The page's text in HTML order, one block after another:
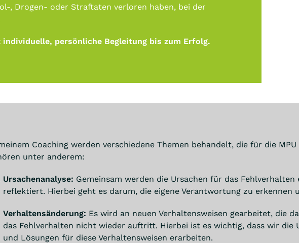
, Drogen- oder Straftaten verloren haben, bei der
individuelle, persönliche Begleitung bis zum Erfolg.
Coaching werden verschiedene Themen behandelt, die für die
unter anderem:
Ursachenanalyse: Gemeinsam werden die Ursachen für das
reflektiert. Hierbei geht es darum, die eigene Verantwortung zu erkennen
Verhaltensänderung: Es wird an neuen Verhaltensweisen gearbeitet, die
das Fehlverhalten nicht wieder auftritt. Hierbei ist es wichtig, dass wir die
und Lösungen für diese Verhaltensweisen erarbeiten.